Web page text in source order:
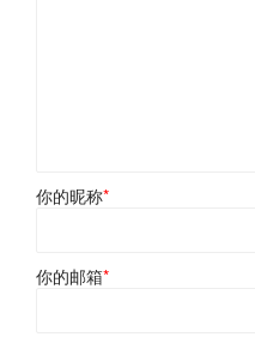
你的昵称*
你的邮箱*